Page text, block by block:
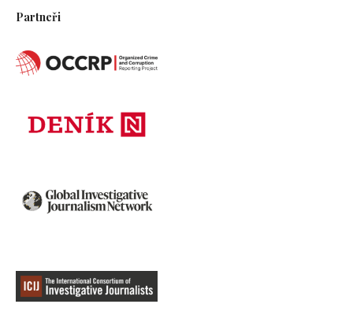
Partneři